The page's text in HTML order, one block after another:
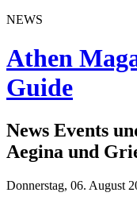
NEWS
Athen
Guide
News Events
Aegina und
Donnerstag, 06. August